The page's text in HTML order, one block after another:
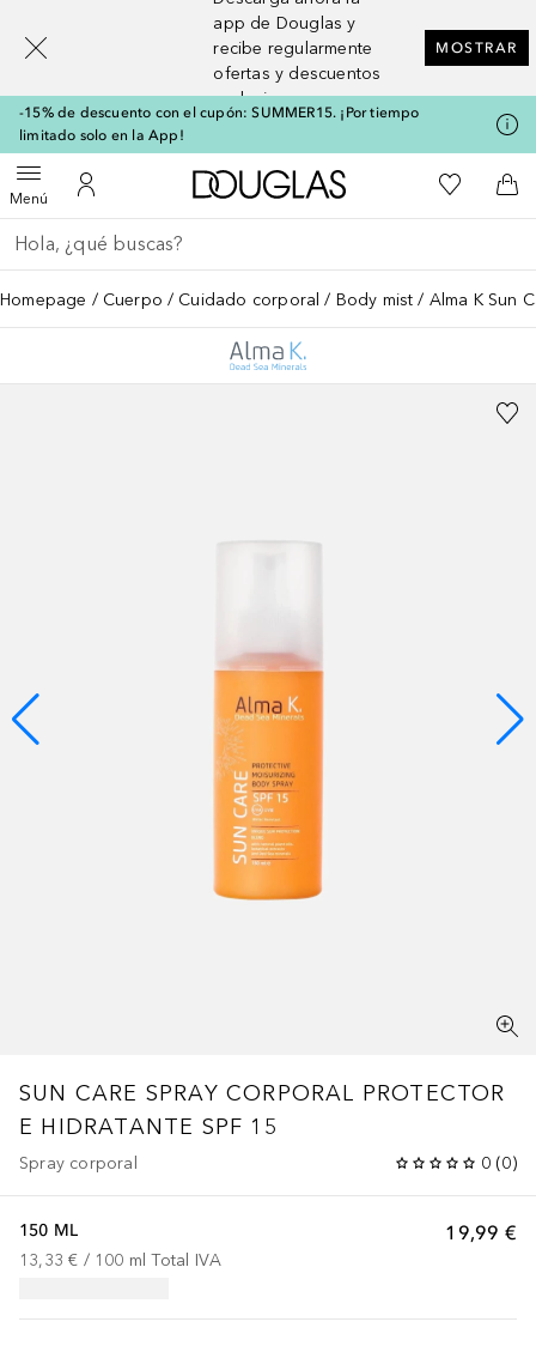
app de Douglas y
recibe regularmente
ofertas y descuentos
exclusivos
MOSTRAR
-15% de descuento con el cupón: SUMMER15. ¡Por tiempo
limitado solo en la App!
MenúAbrir menúMi cuenta
A Douglas HomeMi lista de
A
Regresar
Ejecutar búsqueda
Homepage Cuerpo Cuidado corporal Body mist Alma K Sun
SUN CARE SPRAY CORPORAL PROTECTOR
E HIDRATANTE SPF 15
Spray corporal 0 (0)
19,99 €
150 ML
13,33 € / 100 ml Total IVA
[navigation.slideout.screenreader]